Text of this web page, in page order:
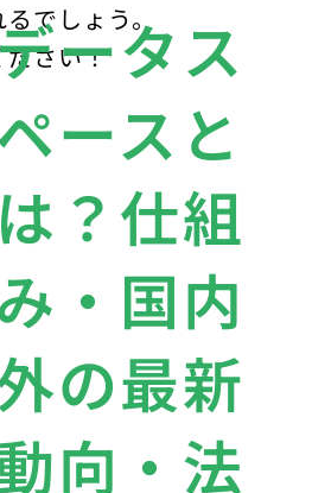
でしょう。
ださい！
ータス
ースと
は？仕組
・国内
の最新
向・法